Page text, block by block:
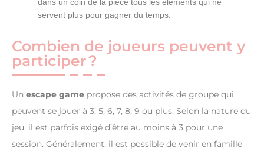
dans un coin de la pièce tous les éléments qui ne
servent plus pour gagner du temps.
Combien de joueurs peuvent y
participer ?
Un escape game propose des activités de groupe qui
peuvent se jouer à 3, 5, 6, 7, 8, 9 ou plus. Selon la nature du
jeu, il est parfois exigé d’être au moins à 3 pour une
session. Généralement, il est possible de venir en famille